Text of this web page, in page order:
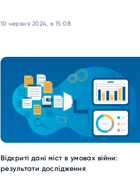
10 червня 2024, в 15:08
Відкриті дані міст в умовах війни:
результати дослідження